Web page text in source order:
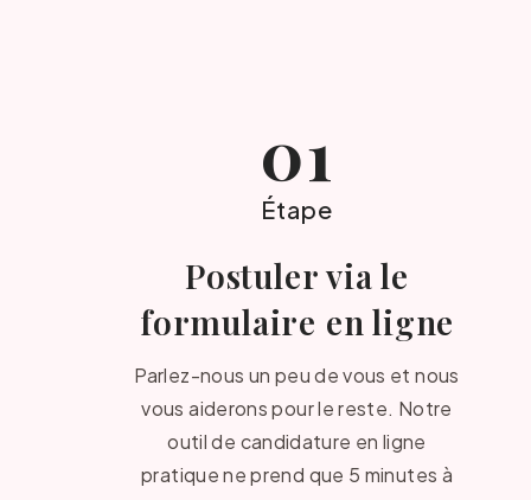
01
Étape
Postuler via le
formulaire en ligne
Parlez-nous un peu de vous et nous
vous aiderons pour le reste. Notre
outil de candidature en ligne
pratique ne prend que 5 minutes à